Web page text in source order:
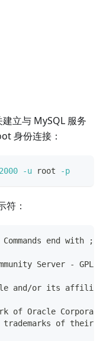
立与 MySQL 服务
身份连接：
2000 -u root -p
符：
Commands end with
Server - GPL
and/or its
of Oracle
trademarks of their